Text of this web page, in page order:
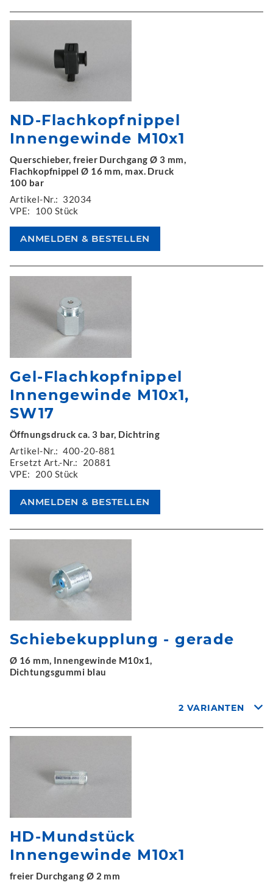
ND-Flachkopfnippel
Innengewinde M10x1
Querschieber, freier Durchgang Ø 3 mm,
Flachkopfnippel Ø 16 mm, max. Druck
100 bar
Artikel-Nr.: 32034
VPE:
100 Stück
Gel-Flachkopfnippel
Innengewinde M10x1,
SW17
Öffnungsdruck ca. 3 bar, Dichtring
Artikel-Nr.: 400-20-881
Ersetzt Art.-Nr.:
20881
VPE:
200 Stück
Schiebekupplung - gerade
Ø 16 mm, Innengewinde M10x1,
Dichtungsgummi blau
2 VARIANTEN
HD-Mundstück
Innengewinde M10x1
freier Durchgang Ø 2 mm